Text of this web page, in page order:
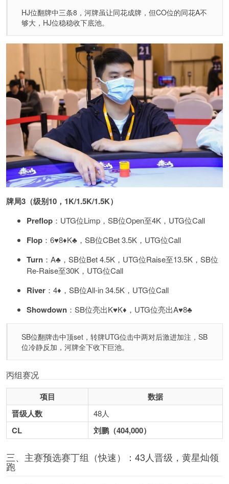
HJ位翻牌中三条8，河牌虽让同花成牌，但CO位的同花A不
够大，HJ位稳稳收下底池。
牌局3（级别10，1K/1.5K/1.5K）
Preflop ：UTG位Limp，SB位Open至4K，UTG位Call
Flop ：6♥️8♦️K♣️，SB位CBet 3.5K，UTG位Call
Turn ：A♣️，SB位Bet 4.5K，UTG位Raise至13.5K，SB位
Re-Raise至30K，UTG位Call
River ：4♦️，SB位All-in 34.5K，UTG位Call
Showdown ：SB位亮出K♥️K♦️，UTG位亮出A♥️8♣️
SB位翻牌击中顶set，转牌UTG位击中两对后激进加注，SB
位冷静反加，河牌全下收下巨池。
丙组赛况
项目
数据
晋级人数
48人
CL 刘鹏（404,000）
三、主赛预选赛丁组（快速）：43人晋级，黄星灿领
跑